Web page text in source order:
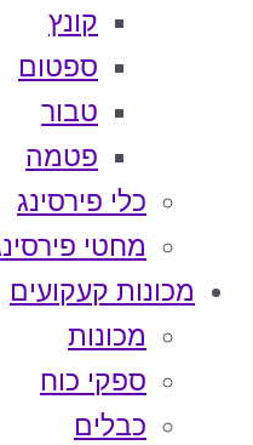
קונץ
ספטום
טבור
פטמה
כלי פירסינג
מחטי
מכונות קעקועים
מכונות
ספקי כוח
כבלים